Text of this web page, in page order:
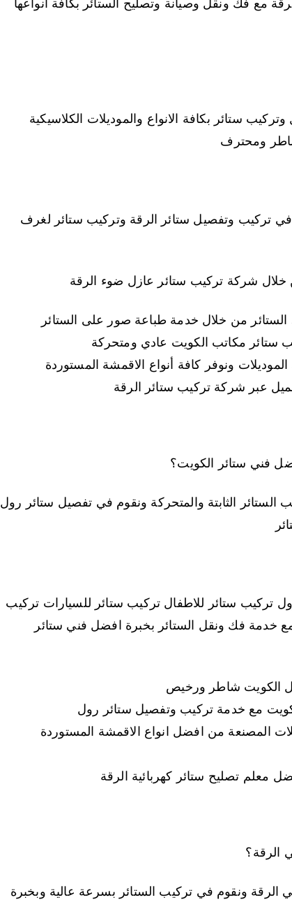
مع فك ونقل وصيانة وتصليح الستائر بكافة انواعها
ستائر بكافة الانواع والموديلات الكلاسيكية
ومحترف
تركيب وتفصيل ستائر الرقة وتركيب ستائر لغرف
خلال شركة تركيب ستائر عازل ضوء الرقة
من خلال خدمة طباعة صور على الستائر
ستائر مكاتب الكويت عادي ومتحركة
ونوفر كافة أنواع الاقمشة المستوردة
عبر شركة تركيب ستائر الرقة
فني ستائر الكويت؟
الثابتة والمتحركة ونقوم في تفصيل ستائر رول
تركيب ستائر للاطفال تركيب ستائر للسيارات تركيب
خدمة فك ونقل الستائر بخبرة افضل فني ستائر
الكويت شاطر ورخيص
مع خدمة تركيب وتفصيل ستائر رول
المصنعة من افضل انواع الاقمشة المستوردة
معلم تصليح ستائر كهربائية الرقة
الرقة؟
ونقوم في تركيب الستائر بسرعة عالية وبخبرة